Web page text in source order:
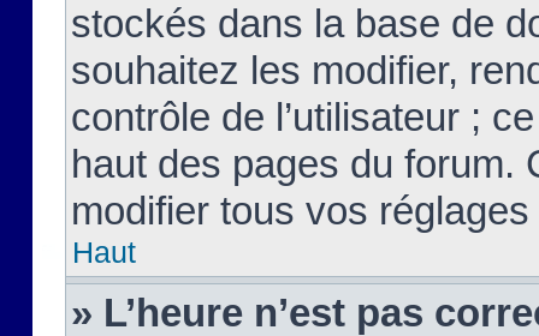
stockés dans la base de
souhaitez les modifier,
contrôle de l’utilisateur ;
haut des pages du forum.
modifier tous vos
Haut
» L’heure n’est pas